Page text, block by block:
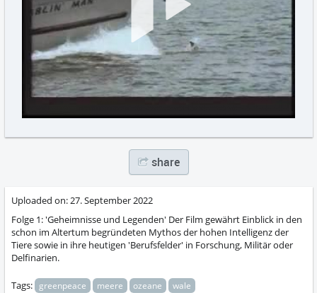
share
Uploaded on:27. September 2022
Folge 1: 'Geheimnisse und Legenden' Der Film gewährt Einblick in den
schon im Altertum begründeten Mythos der hohen Intelligenz der
Tiere sowie in ihre heutigen 'Berufsfelder' in Forschung, Militär oder
Delfinarien.
Tags: greenpeace meere ozeane wale